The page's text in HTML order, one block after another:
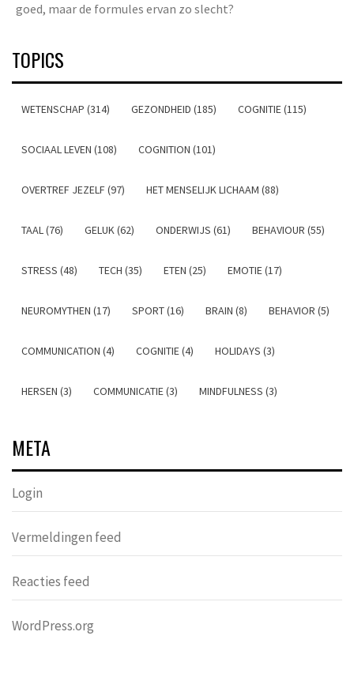
goed, maar de formules ervan zo slecht?
TOPICS
WETENSCHAP (314) GEZONDHEID (185) COGNITIE (115)
SOCIAAL LEVEN (108) COGNITION (101)
OVERTREF JEZELF (97) HET MENSELIJK LICHAAM (88)
TAAL (76) GELUK (62) ONDERWIJS (61) BEHAVIOUR (55)
STRESS (48) TECH (35) ETEN (25) EMOTIE (17)
NEUROMYTHEN (17) SPORT (16) BRAIN (8) BEHAVIOR (5)
COMMUNICATION (4) COGNITIE (4) HOLIDAYS (3)
HERSEN (3) COMMUNICATIE (3) MINDFULNESS (3)
META
Login
Vermeldingen feed
Reacties feed
WordPress.org